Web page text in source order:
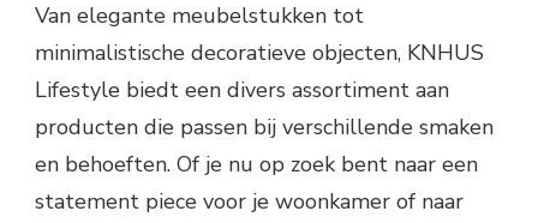
Van elegante meubelstukken tot
minimalistische decoratieve objecten, KNHUS
Lifestyle biedt een divers assortiment aan
producten die passen bij verschillende smaken
en behoeften. Of je nu op zoek bent naar een
statement piece voor je woonkamer of naar